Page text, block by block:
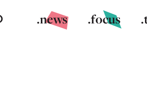
.news .focus